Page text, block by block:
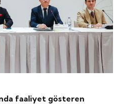
faaliyet gösteren